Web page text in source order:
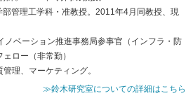
管理工学科・准教授。2011年4月同教授、現
ノベーション推進事務局参事官（インフラ・防
ロー（非常勤）
理、マーケティング。
≫鈴木研究室についての詳細はこちら